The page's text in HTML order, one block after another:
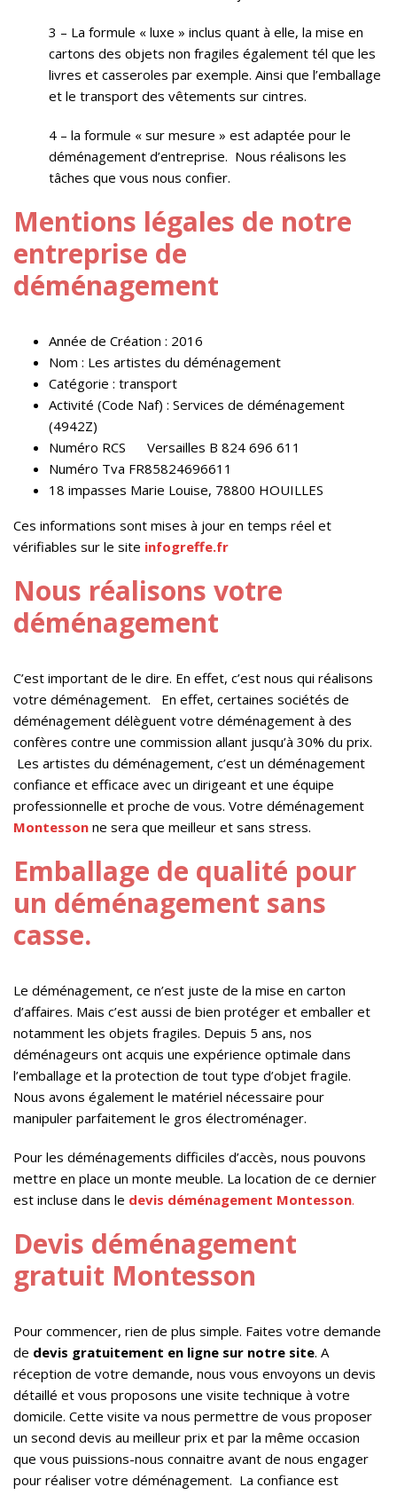
3 – La formule « luxe » inclus quant à elle, la mise en
cartons des objets non fragiles également tél que les
livres et casseroles par exemple. Ainsi que l’emballage
et le transport des vêtements sur cintres.
4 – la formule « sur mesure » est adaptée pour le
déménagement d’entreprise. Nous réalisons les
tâches que vous nous confier.
Mentions légales de notre
entreprise de
déménagement
Année de Création : 2016
Nom : Les artistes du déménagement
Catégorie : transport
Activité (Code Naf) : Services de déménagement
(4942Z)
Numéro RCS Versailles B 824 696 611
Numéro Tva FR85824696611
18 impasses Marie Louise, 78800 HOUILLES
Ces informations sont mises à jour en temps réel et
vérifiables sur le site infogreffe.fr
Nous réalisons votre
déménagement
C’est important de le dire. En effet, c’est nous qui réalisons
votre déménagement. En effet, certaines sociétés de
déménagement délèguent votre déménagement à des
confères contre une commission allant jusqu’à 30% du prix.
Les artistes du déménagement, c’est un déménagement
confiance et efficace avec un dirigeant et une équipe
professionnelle et proche de vous. Votre déménagement
Montesson ne sera que meilleur et sans stress.
Emballage de qualité pour
un déménagement sans
casse.
Le déménagement, ce n’est juste de la mise en carton
d’affaires. Mais c’est aussi de bien protéger et emballer et
notamment les objets fragiles. Depuis 5 ans, nos
déménageurs ont acquis une expérience optimale dans
l’emballage et la protection de tout type d’objet fragile.
Nous avons également le matériel nécessaire pour
manipuler parfaitement le gros électroménager.
Pour les déménagements difficiles d’accès, nous pouvons
mettre en place un monte meuble. La location de ce dernier
est incluse dans le devis déménagement Montesson.
Devis déménagement
gratuit Montesson
Pour commencer, rien de plus simple. Faites votre demande
de devis gratuitement en ligne sur notre site. A
réception de votre demande, nous vous envoyons un devis
détaillé et vous proposons une visite technique à votre
domicile. Cette visite va nous permettre de vous proposer
un second devis au meilleur prix et par la même occasion
que vous puissions-nous connaitre avant de nous engager
pour réaliser votre déménagement. La confiance est